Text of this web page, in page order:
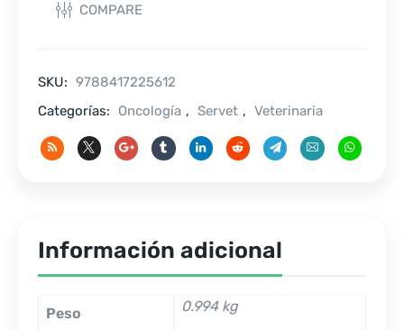
COMPARE
SKU: 9788417225612
Categorías:
Oncología , Servet , Veterinaria
Información adicional
Peso 0.994 kg